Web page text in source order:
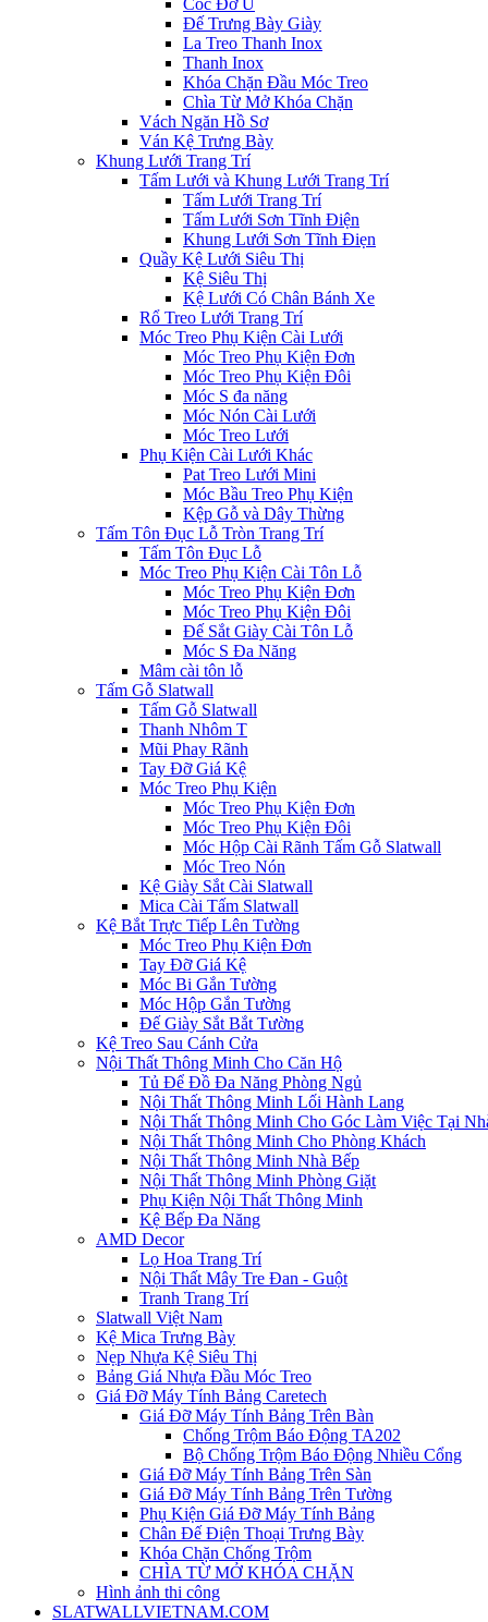
Đế Trưng Bày Giày
La Treo Thanh Inox
Thanh Inox
Khóa Chặn Đầu Móc Treo
Chìa Từ Mở Khóa Chặn
Vách Ngăn Hồ Sơ
Ván Kệ Trưng Bày
Khung Lưới Trang Trí
Tấm Lưới và Khung Lưới Trang Trí
Tấm Lưới Trang Trí
Tấm Lưới Sơn Tĩnh Điện
Khung Lưới Sơn Tĩnh Điẹn
Quầy Kệ Lưới Siêu Thị
Kệ Siêu Thị
Kệ Lưới Có Chân Bánh Xe
Rổ Treo Lưới Trang Trí
Móc Treo Phụ Kiện Cài Lưới
Móc Treo Phụ Kiện Đơn
Móc Treo Phụ Kiện Đôi
Móc S đa năng
Móc Nón Cài Lưới
Móc Treo Lưới
Phụ Kiện Cài Lưới Khác
Pat Treo Lưới Mini
Móc Bầu Treo Phụ Kiện
Kệp Gỗ và Dây Thừng
Tấm Tôn Đục Lỗ Tròn Trang Trí
Tấm Tôn Đục Lỗ
Móc Treo Phụ Kiện Cài Tôn Lỗ
Móc Treo Phụ Kiện Đơn
Móc Treo Phụ Kiện Đôi
Đế Sắt Giày Cài Tôn Lỗ
Móc S Đa Năng
Mâm cài tôn lỗ
Tấm Gỗ Slatwall
Tấm Gỗ Slatwall
Thanh Nhôm T
Mũi Phay Rãnh
Tay Đỡ Giá Kệ
Móc Treo Phụ Kiện
Móc Treo Phụ Kiện Đơn
Móc Treo Phụ Kiện Đôi
Móc Hộp Cài Rãnh Tấm Gỗ Slatwall
Móc Treo Nón
Kệ Giày Sắt Cài Slatwall
Mica Cài Tấm Slatwall
Kệ Bắt Trực Tiếp Lên Tường
Móc Treo Phụ Kiện Đơn
Tay Đỡ Giá Kệ
Móc Bi Gắn Tường
Móc Hộp Gắn Tường
Đế Giày Sắt Bắt Tường
Kệ Treo Sau Cánh Cửa
Nội Thất Thông Minh Cho Căn Hộ
Tủ Để Đồ Đa Năng Phòng Ngủ
Nội Thất Thông Minh Lối Hành Lang
Nội Thất Thông Minh Cho Góc Làm Việc Tại
Nội Thất Thông Minh Cho Phòng Khách
Nội Thất Thông Minh Nhà Bếp
Nội Thất Thông Minh Phòng Giặt
Phụ Kiện Nội Thất Thông Minh
Kệ Bếp Đa Năng
AMD Decor
Lọ Hoa Trang Trí
Nội Thất Mây Tre Đan - Guột
Tranh Trang Trí
Slatwall Việt Nam
Kệ Mica Trưng Bày
Nẹp Nhựa Kệ Siêu Thị
Bảng Giá Nhựa Đầu Móc Treo
Giá Đỡ Máy Tính Bảng Caretech
Giá Đỡ Máy Tính Bảng Trên Bàn
Chống Trộm Báo Động TA202
Bộ Chống Trộm Báo Động Nhiều Cổng
Giá Đỡ Máy Tính Bảng Trên Sàn
Giá Đỡ Máy Tính Bảng Trên Tường
Phụ Kiện Giá Đỡ Máy Tính Bảng
Chân Đế Điện Thoại Trưng Bày
Khóa Chặn Chống Trộm
CHÌA TỪ MỞ KHÓA CHẶN
Hình ảnh thi công
SLATWALLVIETNAM.COM